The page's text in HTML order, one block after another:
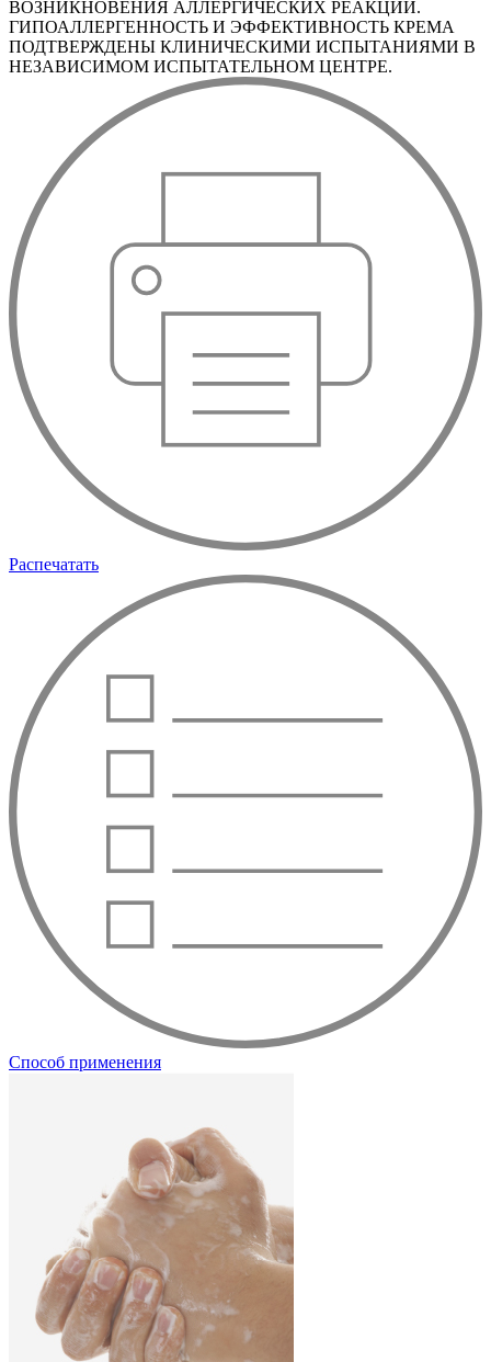
ВОЗНИКНОВЕНИЯ АЛЛЕРГИЧЕСКИХ РЕАКЦИЙ.
ГИПОАЛЛЕРГЕННОСТЬ И ЭФФЕКТИВНОСТЬ КРЕМА
ПОДТВЕРЖДЕНЫ КЛИНИЧЕСКИМИ ИСПЫТАНИЯМИ В
НЕЗАВИСИМОМ ИСПЫТАТЕЛЬНОМ ЦЕНТРЕ.
Распечатать
Способ применения